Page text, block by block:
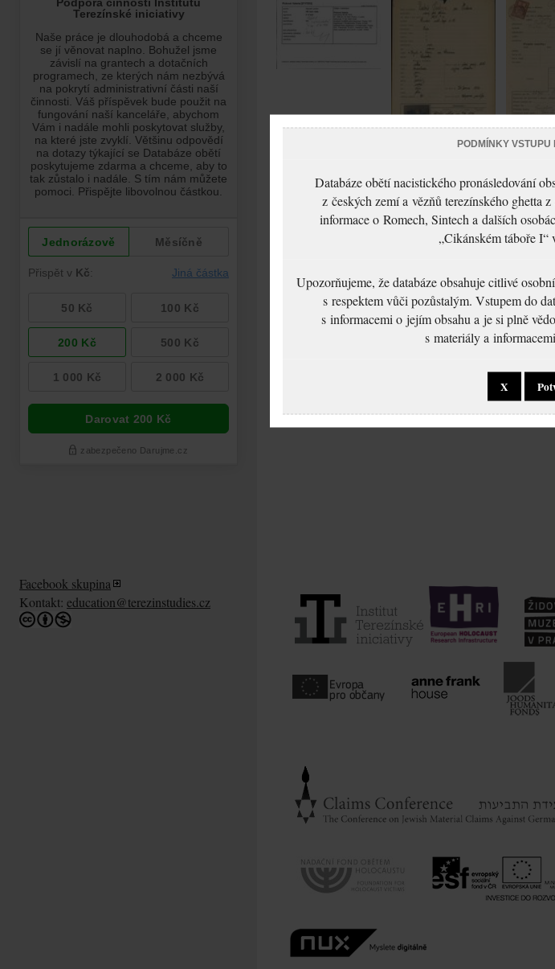
Picková Valeria:
Picková Valeria: Žádost
o vydání cestovního
pasu
o
rozšíření
pasu
Facebook skupina
Kontakt: education@terezinstudies.cz
PODMÍNKY VSTUPU
Databáze obětí nacistického pronásledování
z českých zemí a vězňů terezínského ghetta
informace o Romech, Sintech a dalších
„Cikánském táboře
Upozorňujeme, že databáze obsahuje citlivé
s respektem vůči pozůstalým. Vstupem do
s informacemi o jejím obsahu a je si plně
s materiály a
X